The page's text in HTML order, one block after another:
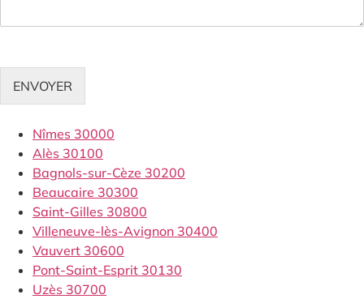
ENVOYER
Nîmes 30000
Alès 30100
Bagnols-sur-Cèze 30200
Beaucaire 30300
Saint-Gilles 30800
Villeneuve-lès-Avignon 30400
Vauvert 30600
Pont-Saint-Esprit 30130
Uzès 30700